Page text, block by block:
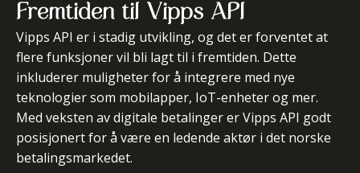
Fremtiden til Vipps API
Vipps API er i stadig utvikling, og det er forventet at
flere funksjoner vil bli lagt til i fremtiden. Dette
inkluderer muligheter for å integrere med nye
teknologier som mobilapper, IoT-enheter og mer.
Med veksten av digitale betalinger er Vipps API godt
posisjonert for å være en ledende aktør i det norske
betalingsmarkedet.